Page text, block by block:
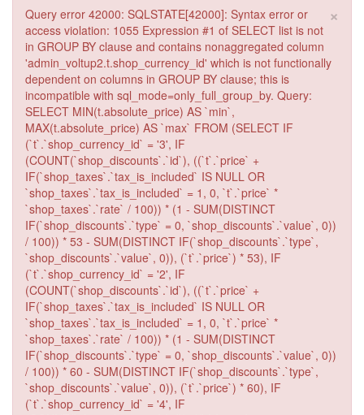
×
Query error 42000: SQLSTATE[42000]: Syntax error or
access violation: 1055 Expression #1 of SELECT list is not
in GROUP BY clause and contains nonaggregated column
'admin_voltup2.t.shop_currency_id' which is not functionally
dependent on columns in GROUP BY clause; this is
incompatible with sql_mode=only_full_group_by. Query:
SELECT MIN(t.absolute_price) AS `min`,
MAX(t.absolute_price) AS `max` FROM (SELECT IF
(`t`.`shop_currency_id` = '3', IF
(COUNT(`shop_discounts`.`id`), ((`t`.`price` +
IF(`shop_taxes`.`tax_is_included` IS NULL OR
`shop_taxes`.`tax_is_included` = 1, 0, `t`.`price` *
`shop_taxes`.`rate` / 100)) * (1 - SUM(DISTINCT
IF(`shop_discounts`.`type` = 0, `shop_discounts`.`value`, 0))
/ 100)) * 53 - SUM(DISTINCT IF(`shop_discounts`.`type`,
`shop_discounts`.`value`, 0)), (`t`.`price`) * 53), IF
(`t`.`shop_currency_id` = '2', IF
(COUNT(`shop_discounts`.`id`), ((`t`.`price` +
IF(`shop_taxes`.`tax_is_included` IS NULL OR
`shop_taxes`.`tax_is_included` = 1, 0, `t`.`price` *
`shop_taxes`.`rate` / 100)) * (1 - SUM(DISTINCT
IF(`shop_discounts`.`type` = 0, `shop_discounts`.`value`, 0))
/ 100)) * 60 - SUM(DISTINCT IF(`shop_discounts`.`type`,
`shop_discounts`.`value`, 0)), (`t`.`price`) * 60), IF
(`t`.`shop_currency_id` = '4', IF